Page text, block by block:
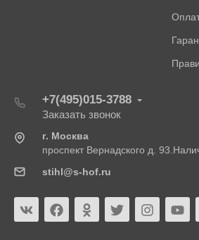
+7(495)015-3788
Заказать звонок
г. Москва
проспект Вернадского д.
stihl@s-hof.ru